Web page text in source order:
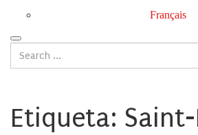
Français
Etiqueta: